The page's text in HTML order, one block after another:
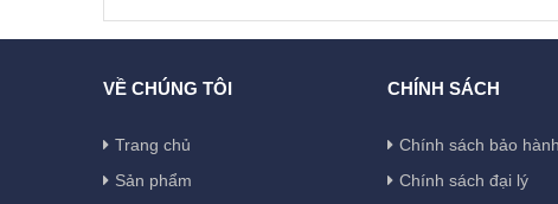
VỀ CHÚNG TÔI
Trang chủ
Sản phẩm
CHÍNH SÁCH
Chính sách bảo hành
Chính sách đại lý